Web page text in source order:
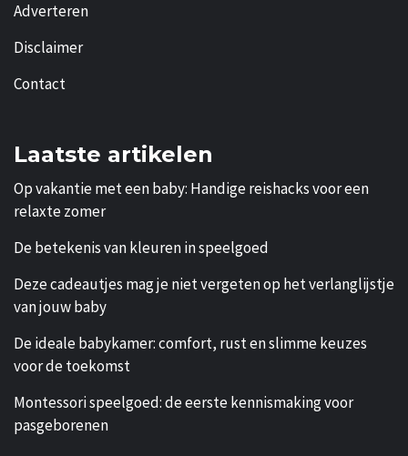
Adverteren
Disclaimer
Contact
Laatste artikelen
Op vakantie met een baby: Handige reishacks voor een
relaxte zomer
De betekenis van kleuren in speelgoed
Deze cadeautjes mag je niet vergeten op het verlanglijstje
van jouw baby
De ideale babykamer: comfort, rust en slimme keuzes
voor de toekomst
Montessori speelgoed: de eerste kennismaking voor
pasgeborenen